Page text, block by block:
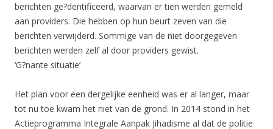
berichten ge?dentificeerd, waarvan er tien werden gemeld
aan providers. Die hebben op hun beurt zeven van die
berichten verwijderd. Sommige van de niet doorgegeven
berichten werden zelf al door providers gewist.
‘G?nante situatie’
Het plan voor een dergelijke eenheid was er al langer, maar
tot nu toe kwam het niet van de grond. In 2014 stond in het
Actieprogramma Integrale Aanpak Jihadisme al dat de politie